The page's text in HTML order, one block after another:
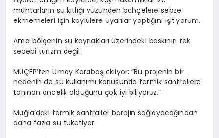
muhtarların su kıtlığı yüzünden bahçelere sebze
ekmemeleri için köylülere uyarılar yaptığını işitiyorum.
Ama bölgenin su kaynakları üzerindeki baskının tek
sebebi turizm değil.
MUÇEP’ten Umay Karabaş ekliyor: “Bu projenin bir
nedenin de su kullanımı konusunda termik santrallere
tanınan öncelik olduğunu çok iyi biliyoruz.”
Muğla’daki termik santraller barajın sağlayacağından
daha fazla su tüketiyor